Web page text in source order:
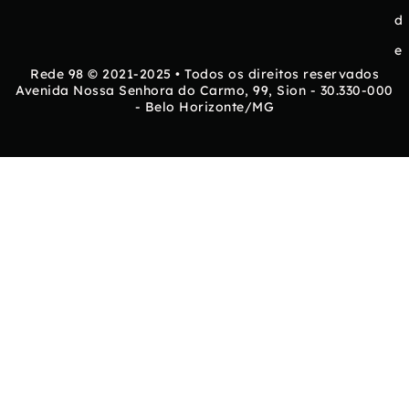
d
e
Rede 98 © 2021-2025 • Todos os direitos reservados
Avenida Nossa Senhora do Carmo, 99, Sion - 30.330-000
- Belo Horizonte/MG